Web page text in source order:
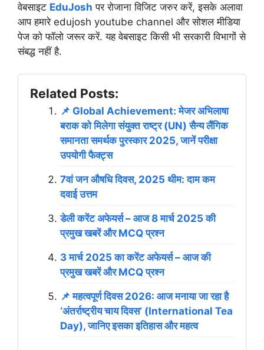
वेबसाइट EduJosh पर रोजाना विजिट जरुर करें, इसके अलावा
आप हमारे edujosh youtube channel और सोशल मीडिया
पेज को फॉलो जरूर करें. यह वेबसाइट किसी भी सरकारी विभागों से
संबद्ध नहीं है.
Related Posts:
📌 Global Achievement: मेजर अभिलाषा
बराक को मिलेगा संयुक्त राष्ट्र (UN) सैन्य लैंगिक
समानता समर्थक पुरस्कार 2025, जानें परीक्षा
उपयोगी फैक्ट्स
7वां जन औषधि दिवस, 2025 थीम: दाम कम
दवाई उत्तम
डेली करेंट अफेयर्स – आज 8 मार्च 2025 की
प्रमुख खबरें और MCQ प्रश्न
3 मार्च 2025 का करेंट अफेयर्स – आज की
प्रमुख खबरें और MCQ प्रश्न
📌 महत्वपूर्ण दिवस 2026: आज मनाया जा रहा है
‘अंतर्राष्ट्रीय चाय दिवस’ (International Tea
Day), जानिए इसका इतिहास और महत्व